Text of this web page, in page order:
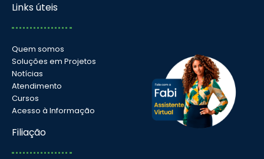
Links úteis
Quem somos
Soluções em Projetos
Notícias
Atendimento
Cursos
Acesso à Informação
Filiação